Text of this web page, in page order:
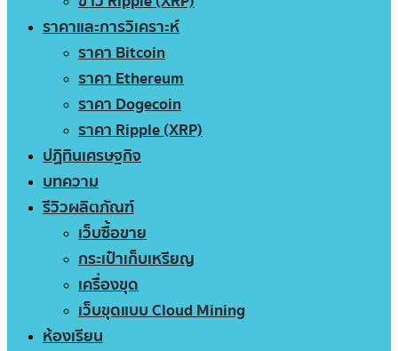
ราคาและการวิเคราะห์
ราคา Bitcoin
ราคา Ethereum
ราคา Dogecoin
ราคา Ripple (XRP)
ปฏิทินเศรษฐกิจ
บทความ
รีวิวผลิตภัณฑ์
เว็บซื้อขาย
กระเป๋าเก็บเหรียญ
เครื่องขุด
เว็บขุดแบบ Cloud Mining
ห้องเรียน